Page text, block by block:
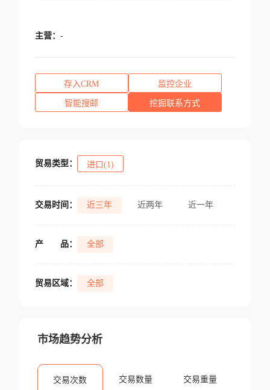
主营： -
存入CRM 监控企业
智能搜邮 挖掘联系方式
贸易类型： 进口(1)
交易时间： 近三年 近两年 近一年
产 品： 全部
贸易区域： 全部
市场趋势分析
交易次数 交易数量 交易重量